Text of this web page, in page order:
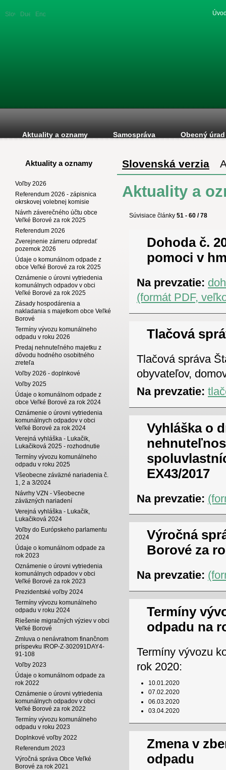
SlovenskáDuetsche
English
Aktuality a oznamy Samospráva Obecný úrad
Aktuality a oznamy
Voľby 2026
Referendum 2026 - zápisnica
okrskovej volebnej komisie
Návrh záverečného účtu obce
Veľké Borové za rok 2025
Referendum 2026
Zverejnenie zámeru odpredať
pozemok 2026
Údaje o komunálnom odpade z
obce Veľké Borové za rok 2025
Oznámenie o úrovni vytriedenia
komunálnych odpadov v obci
Veľké Borové za rok 2025
Zásady hospodárenia a
nakladania s majetkom obce Veľké
Borové
Termíny vývozu komunálneho
odpadu v roku 2026
Predaj nehnuteľného majetku z
dôvodu hodného osobitného
zreteľa
Voľby 2026 - doplnkové
Voľby 2025
Údaje o komunálnom odpade z
obce Veľké Borové za rok 2024
Oznámenie o úrovni vytriedenia
komunálnych odpadov v obci
Veľké Borové za rok 2024
Verejná vyhláška - Lukačik,
Lukačiková 2025 - rozhodnutie
Termíny vývozu komunálneho
odpadu v roku 2025
Všeobecne záväzné nariadenia č.
1, 2 a 3/2024
Návrhy VZN - Všeobecne
záväzných nariadení
Verejná vyhláška - Lukačik,
Lukačiková 2024
Voľby do Európskeho parlamentu
2024
Údaje o komunálnom odpade za
rok 2023
Oznámenie o úrovni vytriedenia
komunálnych odpadov v obci
Veľké Borové za rok 2023
Prezidentské voľby 2024
Termíny vývozu komunálneho
odpadu v roku 2024
Riešenie migračných výziev v obci
Veľké Borové
Zmluva o nenávratnom finančnom
príspevku IROP-Z-302091DAY4-
91-108
Voľby 2023
Údaje o komunálnom odpade za
rok 2022
Oznámenie o úrovni vytriedenia
komunálnych odpadov v obci
Veľké Borové za rok 2022
Termíny vývozu komunálneho
odpadu v roku 2023
Doplnkové voľby 2022
Referendum 2023
Výročná správa Obce Veľké
Borové za rok 2021
Slovenská verzia
Aktuality a
Súvisiace články 51 - 60 / 78
Dohoda č.
pomoci v
Na prevzatie:
(formát PDF,
Tlačová
Tlačová správa
obyvateľov,
Na prevzatie:
Vyhláška o
EX43/2017
Na prevzatie:
Výročná
Borové za
Na prevzatie:
Termíny
odpadu na
Termíny vývozu
rok 2020:
10.01.2020
07.02.2020
06.03.2020
03.04.2020
Zmena v
odpadu